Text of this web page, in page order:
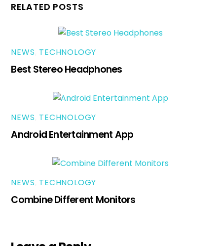
RELATED POSTS
NEWS TECHNOLOGY
Best Stereo Headphones
NEWS TECHNOLOGY
Android Entertainment App
NEWS TECHNOLOGY
Combine Different Monitors